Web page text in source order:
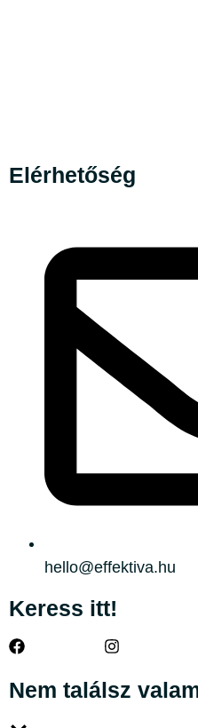
Elérhetőség
hello@effektiva.hu
Keress itt!
Nem találsz